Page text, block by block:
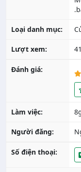
Loại danh mục:
Lượt xem:
Đánh giá:
Làm việc:
Người đăng:
Số điện thoại: